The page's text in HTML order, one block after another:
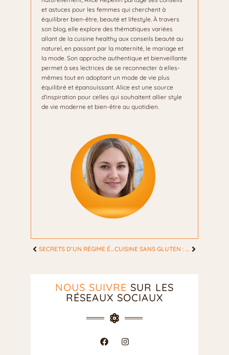
et astuces pour les femmes qui cherchent à
équilibrer bien-être, beauté et lifestyle. À travers
son blog, elle explore des thématiques variées
allant de la cuisine healthy aux conseils beauté au
naturel, en passant par la maternité, le mariage et
la mode. Son approche authentique et bienveillante
permet à ses lectrices de se reconnecter à elles-
mêmes tout en adoptant un mode de vie plus
équilibré et épanouissant. Alice est une source
d’inspiration pour celles qui souhaitent allier style
de vie moderne et bien-être au quotidien.
SECRETS D’UN RÉGIME ÉQUILIBRÉ: ÉTONNANTES ASTUCES POUR FEMMES ACTUELLES CUISINE SANS GLUTEN : DES DÉLICES SURPRENANTS POUR TOUTES LES FEMMES MODERNES
NOUS SUIVRE SUR LES
RÉSEAUX SOCIAUX